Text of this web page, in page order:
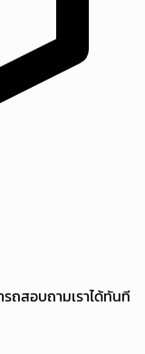
ถสอบถามเราได้ทันที